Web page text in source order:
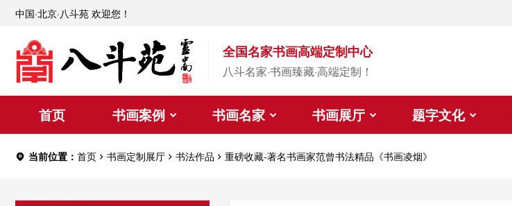
中国·北京·八斗苑 欢迎您！
全国名家书画高端定制中心
八斗名家·书画臻藏·高端定制！
首页 书画案例 书画名家 书画展厅 题字文化
当前位置： 首页 书画定制展厅 书法作品 重磅收藏-著名书画家范曾书法精品《书画凌烟》